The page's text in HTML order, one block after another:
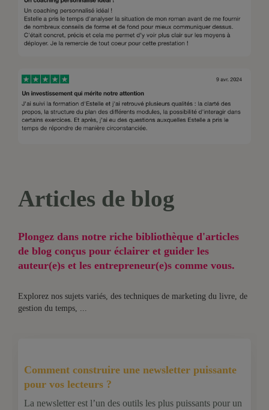
Articles de blog
Plongez dans notre riche bibliothèque d'articles
de blog conçus pour éclairer et guider les
auteur(e)s et les entrepreneur(e)s comme vous.
Explorez nos sujets variés, des techniques de marketing du livre, de
gestion du temps, ...
Comment construire une newsletter puissante
pour vos lecteurs ?
La newsletter est l’un des outils les plus puissants pour un